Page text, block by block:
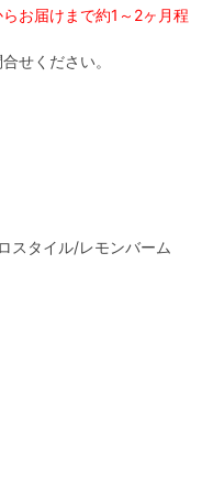
スタイル/レモンバーム
お届けまで約1～2ヶ月程
せください。